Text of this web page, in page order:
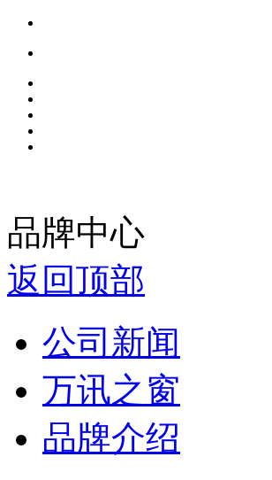
品牌中心
返回顶部
公司新闻
万讯之窗
品牌介绍